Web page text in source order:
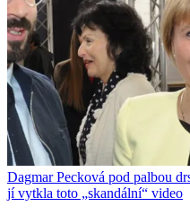
Dagmar Pecková pod palbou
jí vytkla toto „skandální“ video